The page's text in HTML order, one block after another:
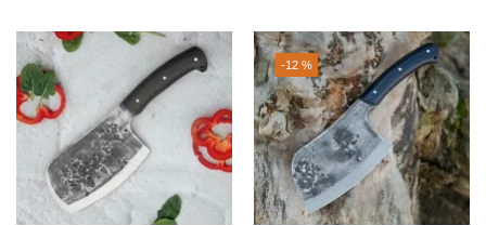
-12 %